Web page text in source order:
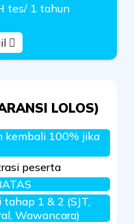
tes/ 1 tahun
LOLOS)
kembali 100% jika
peserta
1 & 2 (SJT,
Wawancara)